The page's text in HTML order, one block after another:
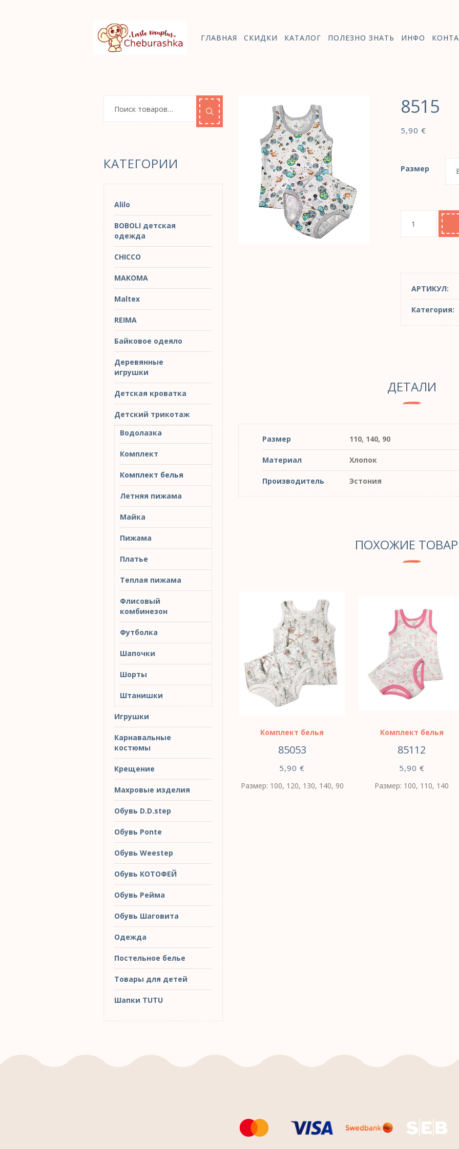
ГЛАВНАЯ СКИДКИ КАТАЛОГ ПОЛЕЗНО ЗНАТЬ ИНФО
8515
5,90 €
Размер
АРТИКУЛ:
Категория:
ДЕТАЛИ
Размер 110, 140, 90
Материал Хлопок
Производитель Эстония
ПОХОЖИЕ
Комплект белья
85053
5,90 €
Размер: 100, 120, 130, 140, 90
Комплект белья
85112
5,90 €
Размер: 100, 110, 140
КАТЕГОРИИ
Alilo
BOBOLI детская
одежда
CHICCO
MAKOMA
Maltex
REIMA
Байковое одеяло
Деревянные
игрушки
Детская кроватка
Детский трикотаж
Водолазка
Комплект
Комплект белья
Летняя пижама
Майка
Пижама
Платье
Теплая пижама
Флисовый
комбинезон
Футболка
Шапочки
Шорты
Штанишки
Игрушки
Карнавальные
костюмы
Крещение
Махровые изделия
Обувь D.D.step
Обувь Ponte
Обувь Weestep
Обувь КОТОФЕЙ
Обувь Рейма
Обувь Шаговита
Одежда
Постельное белье
Товары для детей
Шапки TUTU